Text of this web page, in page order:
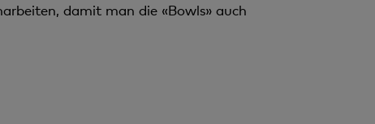
damit man die «Bowls» auch